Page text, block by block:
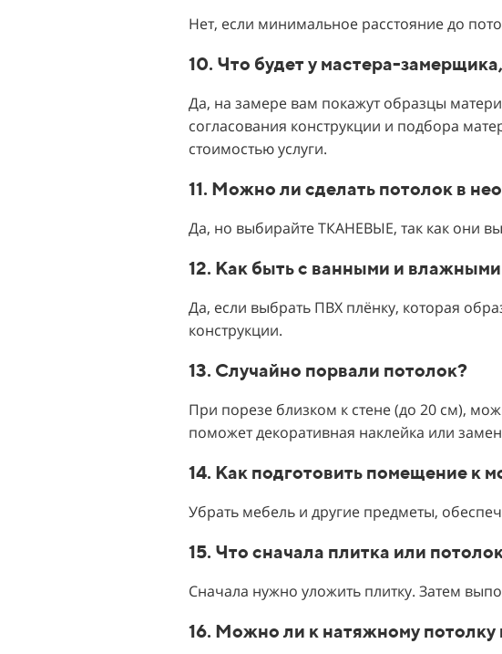
Нет, если минимальное расстояние до
10. Что будет у мастера-
Да, на замере вам покажут образцы
согласования конструкции и подбора
стоимостью услуги.
11. Можно ли сделать потолок в
Да, но выбирайте ТКАНЕВЫЕ, так как они
12. Как быть с ванными и
Да, если выбрать ПВХ плёнку, которая
конструкции.
13. Случайно порвали потолок?
При порезе близком к стене (до 20 см),
поможет декоративная наклейка или
14. Как подготовить помещение к
Убрать мебель и другие предметы,
15. Что сначала плитка или
Сначала нужно уложить плитку. Затем
16. Можно ли к натяжному